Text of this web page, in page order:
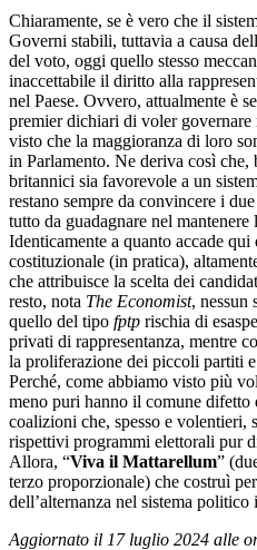
Chiaramente, se è vero che il
Governi stabili, tuttavia a causa
del voto, oggi quello stesso
inaccettabile il diritto alla
nel Paese. Ovvero, attualmente è
premier dichiari di voler governare
visto che la maggioranza di loro
in Parlamento. Ne deriva così che,
britannici sia favorevole a un
restano sempre da convincere i
tutto da guadagnare nel mantenere
Identicamente a quanto accade
costituzionale (in pratica),
che attribuisce la scelta dei
resto, nota The Economist, nessun
quello del tipo fptp rischia di
privati di rappresentanza, mentre
la proliferazione dei piccoli partiti
Perché, come abbiamo visto più
meno puri hanno il comune difetto
coalizioni che, spesso e volentieri,
rispettivi programmi elettorali pur
Allora, “Viva il Mattarellum”
terzo proporzionale) che costruì
dell’alternanza nel sistema politico
Aggiornato il 17 luglio 2024 alle